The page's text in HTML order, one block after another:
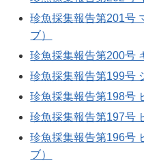
珍魚採集報告第201号
ブ）
珍魚採集報告第200号
珍魚採集報告第199号
珍魚採集報告第198号
珍魚採集報告第197号
珍魚採集報告第196号
ブ）